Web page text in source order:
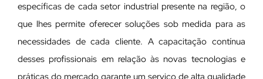
específicas de cada setor industrial presente na região, o
que lhes permite oferecer soluções sob medida para as
necessidades de cada cliente. A capacitação contínua
desses profissionais em relação às novas tecnologias e